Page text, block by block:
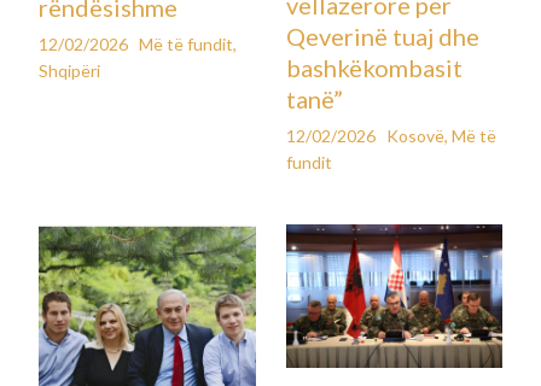
rëndësishme
12/02/2026 Më të fundit,
Shqipëri
Qeverinë tuaj dhe
bashkëkombasit
tanë”
12/02/2026 Kosovë, Më të
fundit